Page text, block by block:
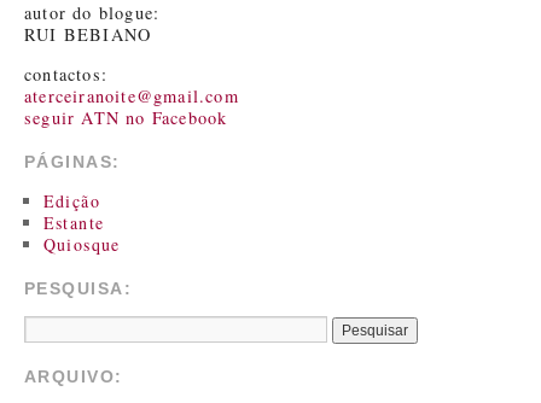
autor do blogue:
RUI BEBIANO
contactos:
aterceiranoite@gmail.com
seguir ATN no Facebook
PÁGINAS:
Edição
Estante
Quiosque
PESQUISA:
ARQUIVO: